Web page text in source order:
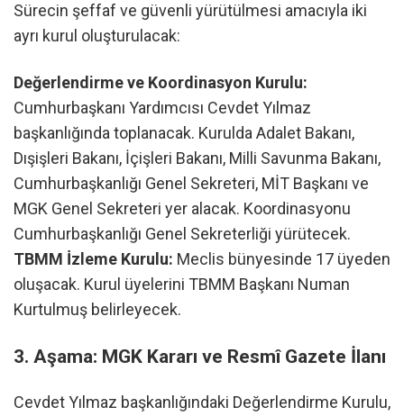
Sürecin şeffaf ve güvenli yürütülmesi amacıyla iki
ayrı kurul oluşturulacak:
Değerlendirme ve Koordinasyon Kurulu:
Cumhurbaşkanı Yardımcısı Cevdet Yılmaz
başkanlığında toplanacak. Kurulda Adalet Bakanı,
Dışişleri Bakanı, İçişleri Bakanı, Milli Savunma Bakanı,
Cumhurbaşkanlığı Genel Sekreteri, MİT Başkanı ve
MGK Genel Sekreteri yer alacak. Koordinasyonu
Cumhurbaşkanlığı Genel Sekreterliği yürütecek.
TBMM İzleme Kurulu: Meclis bünyesinde 17 üyeden
oluşacak. Kurul üyelerini TBMM Başkanı Numan
Kurtulmuş belirleyecek.
3. Aşama: MGK Kararı ve Resmî Gazete İlanı
Cevdet Yılmaz başkanlığındaki Değerlendirme Kurulu,